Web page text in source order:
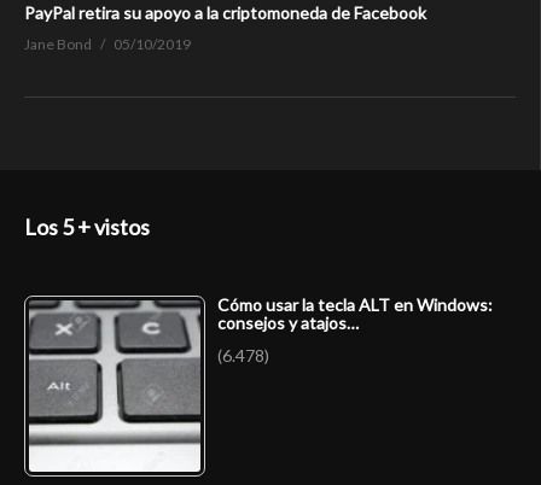
PayPal retira su apoyo a la criptomoneda de Facebook
Jane Bond 05/10/2019
Los 5 + vistos
Cómo usar la tecla ALT en Windows:
consejos y atajos…
(6.478)